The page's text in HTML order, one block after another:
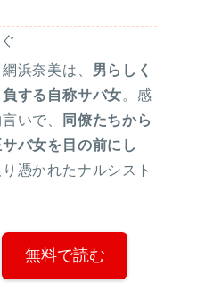
浜奈美は、 男らしく
する自称サバ女。感
いで、
同僚たちから
バ女を目の前にし
憑かれたナルシスト
無料で読む